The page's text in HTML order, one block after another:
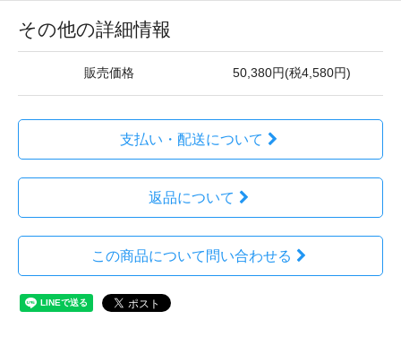
その他の詳細情報
販売価格 50,380円(税4,580円)
支払い・配送について
返品について
この商品について問い合わせる